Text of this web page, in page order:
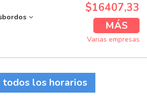
$16407,33
MÁS
Varias empresas
todos los horarios